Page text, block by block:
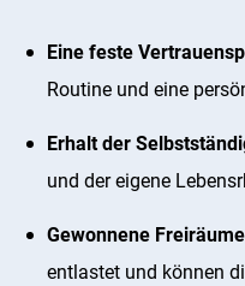
Eine feste
Routine und eine
Erhalt der
und der eigene
Gewonnene
entlastet und können